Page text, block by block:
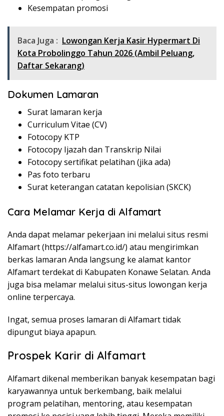
Kesempatan promosi
Baca Juga : Lowongan Kerja Kasir Hypermart Di
Kota Probolinggo Tahun 2026 (Ambil Peluang,
Daftar Sekarang)
Dokumen Lamaran
Surat lamaran kerja
Curriculum Vitae (CV)
Fotocopy KTP
Fotocopy Ijazah dan Transkrip Nilai
Fotocopy sertifikat pelatihan (jika ada)
Pas foto terbaru
Surat keterangan catatan kepolisian (SKCK)
Cara Melamar Kerja di Alfamart
Anda dapat melamar pekerjaan ini melalui situs resmi
Alfamart (https://alfamart.co.id/) atau mengirimkan
berkas lamaran Anda langsung ke alamat kantor
Alfamart terdekat di Kabupaten Konawe Selatan. Anda
juga bisa melamar melalui situs-situs lowongan kerja
online terpercaya.
Ingat, semua proses lamaran di Alfamart tidak
dipungut biaya apapun.
Prospek Karir di Alfamart
Alfamart dikenal memberikan banyak kesempatan bagi
karyawannya untuk berkembang, baik melalui
program pelatihan, mentoring, atau kesempatan